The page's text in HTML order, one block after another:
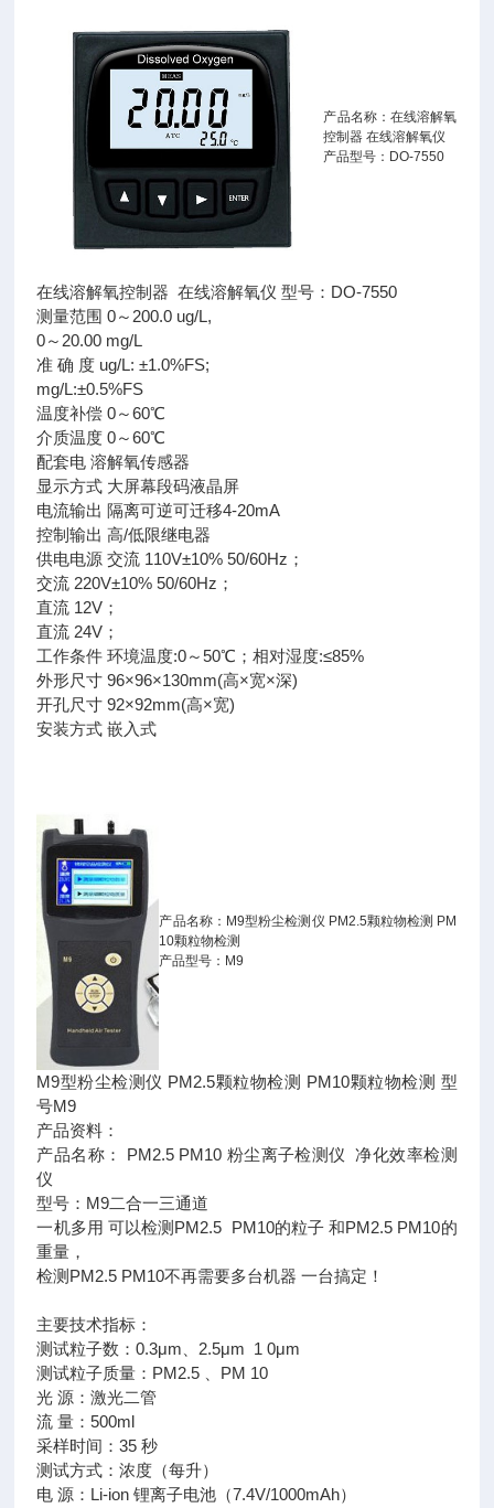
产品名称：在线溶解氧
控制器 在线溶解氧仪
产品型号：DO-7550
在线溶解氧控制器 在线溶解氧仪 型号：DO-7550
测量范围 0～200.0 ug/L,
0～20.00 mg/L
准 确 度 ug/L: ±1.0%FS;
mg/L:±0.5%FS
温度补偿 0～60℃
介质温度 0～60℃
配套电 溶解氧传感器
显示方式 大屏幕段码液晶屏
电流输出 隔离可逆可迁移4-20mA
控制输出 高/低限继电器
供电电源 交流 110V±10% 50/60Hz；
交流 220V±10% 50/60Hz；
直流 12V；
直流 24V；
工作条件 环境温度:0～50℃；相对湿度:≤85%
外形尺寸 96×96×130mm(高×宽×深)
开孔尺寸 92×92mm(高×宽)
安装方式 嵌入式
产品名称：M9型粉尘检测仪 PM2.5颗粒物检测 PM
10颗粒物检测
产品型号：M9
M9型粉尘检测仪 PM2.5颗粒物检测 PM10颗粒物检测 型
号M9
产品资料：
产品名称： PM2.5 PM10 粉尘离子检测仪 净化效率检测
仪
型号：M9二合一三通道
一机多用 可以检测PM2.5 PM10的粒子 和PM2.5 PM10的
重量，
检测PM2.5 PM10不再需要多台机器 一台搞定！
主要技术指标：
测试粒子数：0.3μm、2.5μm 1 0μm
测试粒子质量：PM2.5 、PM 10
光 源：激光二管
流 量：500ml
采样时间：35 秒
测试方式：浓度（每升）
电 源：Li-ion 锂离子电池（7.4V/1000mAh）